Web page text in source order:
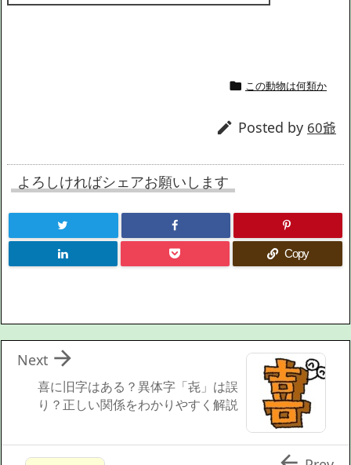
 この動物は何類か
 Posted by 60爺
よろしければシェアお願いします
Copy
喜に旧字はある？異体字「㐂」は誤
り？正しい関係をわかりやすく解説

Next